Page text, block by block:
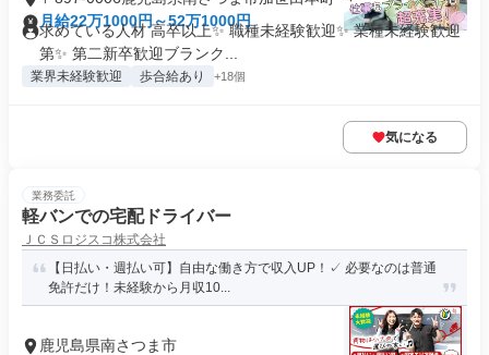
月給22万1000円～52万1000円
求めている人材 高卒以上✨ 職種未経験歓迎✨ 業種未経験歓迎
第✨ 第二新卒歓迎ブランク...
業界未経験歓迎 歩合給あり +18個
気になる
業務委託
軽バンでの宅配ドライバー
ＪＣＳロジスコ株式会社
【日払い・週払い可】自由な働き方で収入UP！✓ 必要なのは普通
免許だけ！未経験から月収10...
鹿児島県南さつま市